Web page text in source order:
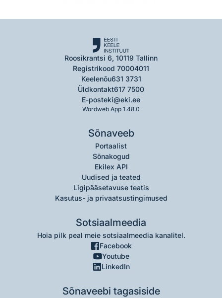
Roosikrantsi 6, 10119 Tallinn
Registrikood 70004011
Keelenõu631 3731
Üldkontakt617 7500
E-posteki@eki.ee
Wordweb App 1.48.0
Sõnaveeb
Portaalist
Sõnakogud
Ekilex API
Uudised ja teated
Ligipääsetavuse teatis
Kasutus- ja privaatsustingimused
Sotsiaalmeedia
Hoia pilk peal meie sotsiaalmeedia kanalitel.
Facebook
Youtube
LinkedIn
Sõnaveebi tagasiside